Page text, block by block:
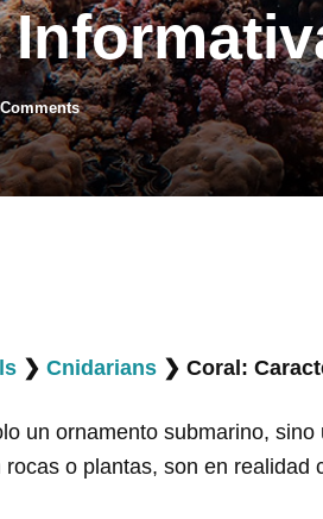
Comments
❯ Cnidarians ❯ Coral:
un ornamento submarino,
o plantas, son en